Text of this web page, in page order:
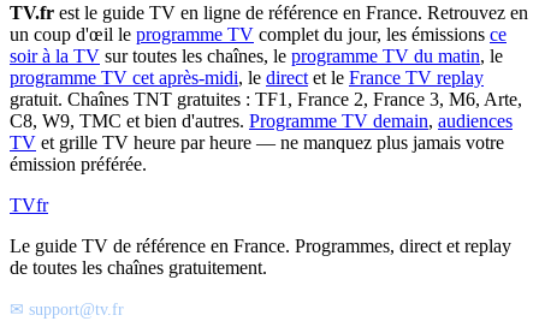
TV.fr est le guide TV en ligne de référence en France. Retrouvez en
un coup d'œil le programme TV complet du jour, les émissions ce
soir à la TV sur toutes les chaînes, le programme TV du matin, le
programme TV cet après-midi, le direct et le France TV replay
gratuit. Chaînes TNT gratuites : TF1, France 2, France 3, M6, Arte,
C8, W9, TMC et bien d'autres. Programme TV demain, audiences
TV et grille TV heure par heure — ne manquez plus jamais votre
émission préférée.
TVfr
Le guide TV de référence en France. Programmes, direct et replay
de toutes les chaînes gratuitement.
✉ support@tv.fr